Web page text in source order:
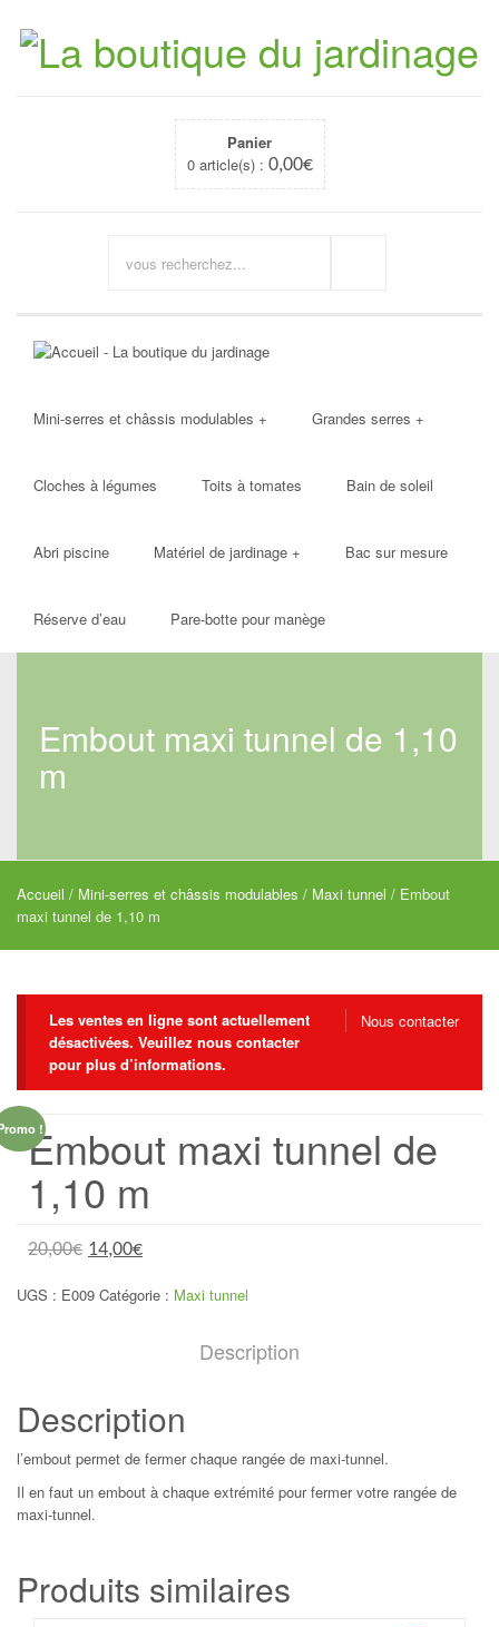
Panier
0 article(s) : 0,00€
Mini-serres et châssis modulables + Grandes serres +
Cloches à légumes Toits à tomates Bain de soleil
Abri piscine Matériel de jardinage + Bac sur mesure
Réserve d’eau Pare-botte pour manège
Embout maxi tunnel de 1,10
m
Accueil / Mini-serres et châssis modulables / Maxi tunnel / Embout
maxi tunnel de 1,10 m
Nous contacter
Les ventes en ligne sont actuellement
désactivées. Veuillez nous contacter
pour plus d’informations.
!
Embout maxi tunnel de
1,10 m
20,00€ 14,00€
UGS : E009 Catégorie : Maxi tunnel
Description
Description
l’embout permet de fermer chaque rangée de maxi-tunnel.
Il en faut un embout à chaque extrémité pour fermer votre rangée de
maxi-tunnel.
Produits similaires